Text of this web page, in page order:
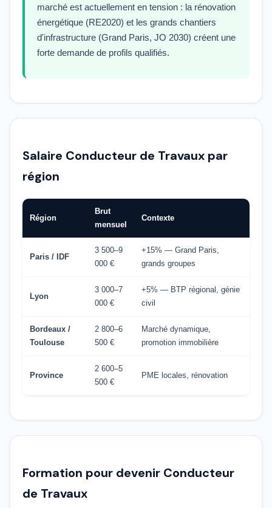
marché est actuellement en tension : la rénovation
énergétique (RE2020) et les grands chantiers
d'infrastructure (Grand Paris, JO 2030) créent une
forte demande de profils qualifiés.
Salaire Conducteur de Travaux par
région
Région
Brut
mensuel
Contexte
Paris / IDF
3 500–9
000 €
+15% — Grand Paris,
grands groupes
Lyon
3 000–7
000 €
+5% — BTP régional, génie
civil
Bordeaux /
Toulouse
2 800–6
500 €
Marché dynamique,
promotion immobilière
Province
2 600–5
500 €
PME locales, rénovation
Formation pour devenir Conducteur
de Travaux